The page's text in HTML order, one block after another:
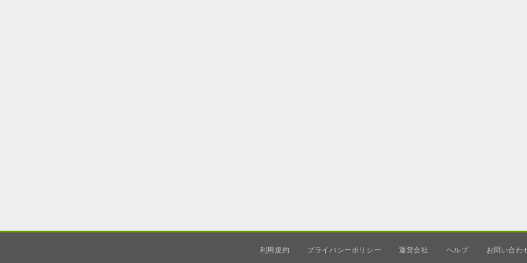
利用規約 プライバシーポリシー 運営会社 ヘルプ お問い合わ